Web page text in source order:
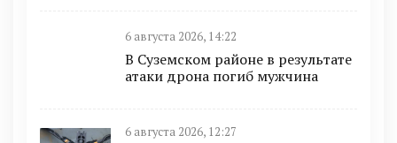
6 августа 2026, 14:22
В Суземском районе в результате
атаки дрона погиб мужчина
6 августа 2026, 12:27